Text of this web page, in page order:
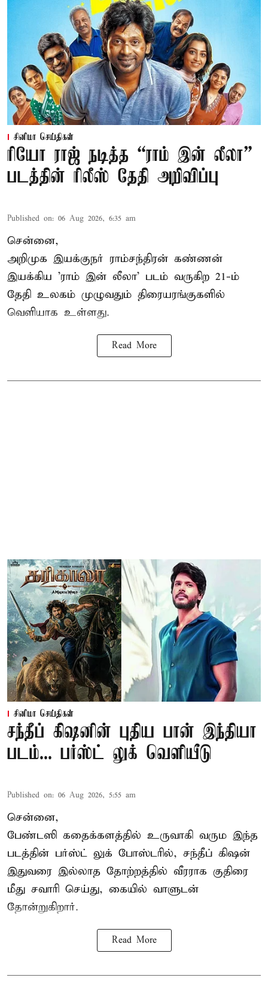
சினிமா செய்திகள்
ரியோ ராஜ் நடித்த “ராம் இன் லீலா”
படத்தின் ரிலீஸ் தேதி அறிவிப்பு
Published on: 06 Aug 2026, 6:35 am
சென்னை,
அறிமுக இயக்குநர் ராம்சந்திரன் கண்ணன்
இயக்கிய 'ராம் இன் லீலா' படம் வருகிற 21-ம்
தேதி உலகம் முழுவதும் திரையரங்குகளில்
வெளியாக உள்ளது.
Read More
சினிமா செய்திகள்
சந்தீப் கிஷனின் புதிய பான் இந்தியா
படம்... பர்ஸ்ட் லுக் வெளியீடு
Published on: 06 Aug 2026, 5:55 am
சென்னை,
பேண்டஸி கதைக்களத்தில் உருவாகி வரும இந்த
படத்தின் பர்ஸ்ட் லுக் போஸ்டரில், சந்தீப் கிஷன்
இதுவரை இல்லாத தோற்றத்தில் வீரராக குதிரை
மீது சவாரி செய்து, கையில் வாளுடன்
தோன்றுகிறார்.
Read More